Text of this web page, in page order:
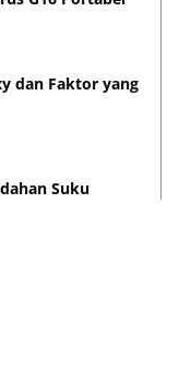
dan Faktor yang
Suku